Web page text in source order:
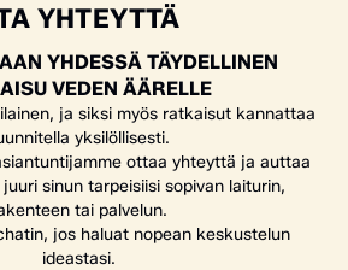
YHTEYTTÄ
YHDESSÄ TÄYDELLINEN
VEDEN ÄÄRELLE
ja siksi myös ratkaisut kannattaa
yksilöllisesti.
ottaa yhteyttä ja auttaa
sinun tarpeisiisi sopivan laiturin,
tai palvelun.
jos haluat nopean keskustelun
ideastasi.